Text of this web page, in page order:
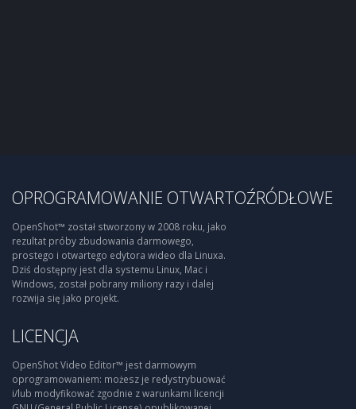
OPROGRAMOWANIE OTWARTOŹRÓDŁOWE
OpenShot™ został stworzony w 2008 roku, jako
rezultat próby zbudowania darmowego,
prostego i otwartego edytora wideo dla Linuxa.
Dziś dostępny jest dla systemu Linux, Mac i
Windows, został pobrany miliony razy i dalej
rozwija się jako projekt.
LICENCJA
OpenShot Video Editor™ jest darmowym
oprogramowaniem: możesz je redystrybuować
i/lub modyfikować zgodnie z warunkami licencji